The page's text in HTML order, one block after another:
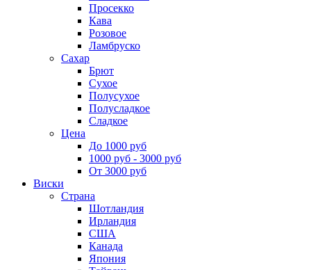
Просекко
Кава
Розовое
Ламбруско
Сахар
Брют
Сухое
Полусухое
Полусладкое
Сладкое
Цена
До 1000 руб
1000 руб - 3000 руб
От 3000 руб
Виски
Страна
Шотландия
Ирландия
США
Канада
Япония